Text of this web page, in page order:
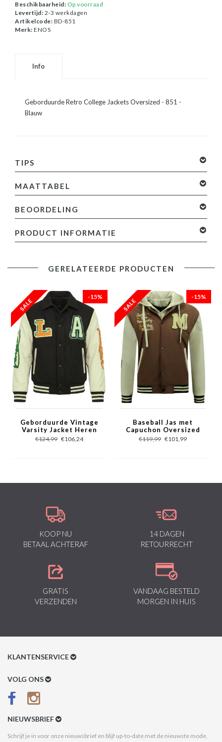
Beschikbaarheid: Op voorraad
Levertijd: 2-3 werkdagen
Artikelcode: BD-851
Merk: ENOS
Info
Geborduurde Retro College Jackets Oversized - 851 -
Blauw
TIPS
MAATTABEL
BEOORDELING
toevoegen
PRODUCT INFORMATIE
- Geborduurde Retro College Jackets Oversized
- Pasvorm: Los Fit / Oversized
- Patroon: Print, Applicaties
- Sluiting: Drukknopen
- Voering: 100% Polyester
- Mouwen : Kunstleer
- Zakken: 2 Jaszakken en Binnenzak
- Seizoen: Winter
- Wasvoorschrift: Machinewas 30 graden / Stomerij
- Beschikbare maten: S - M - L - XL - XXL
GERELATEERDE PRODUCTEN
-15%
Geborduurde Vintage
Varsity Jacket Heren
Oversized - 851 -
Zwart
€124,99 €106,24
-15%
Baseball Jas met
Capuchon Oversized
-8632- Bruin
€119,99 €101,99
KOOP NU
BETAAL ACHTERAF
14 DAGEN
RETOURRECHT
GRATIS
VERZENDEN
VANDAAG BESTELD
MORGEN IN HUIS
KLANTENSERVICE
Klantenservice
Betaalmethoden
VOLG ONS
NIEUWSBRIEF
Schrijf je in voor onze nieuwsbrief en blijf up-to-date met de nieuwste mode,